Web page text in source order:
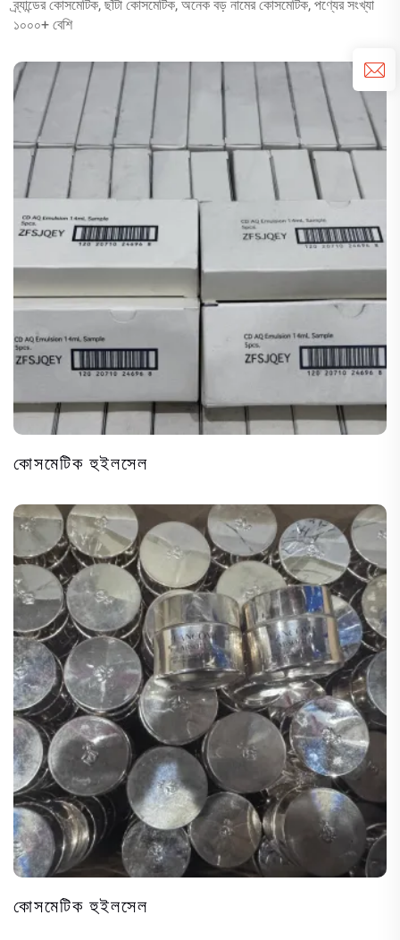
ব্র্যান্ডের কোসমেটিক, ছাঁটা কোসমেটিক, অনেক বড় নামের কোসমেটিক, পণ্যের সংখ্যা
১০০০+ বেশি
কোসমেটিক হুইলসেল
কোসমেটিক হুইলসেল